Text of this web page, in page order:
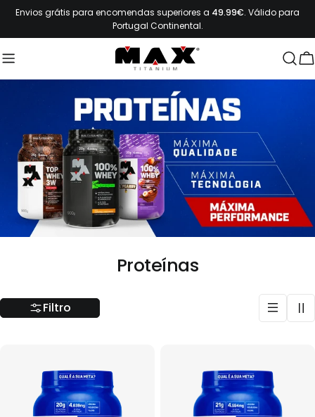
conteúdo
Envios grátis para encomendas superiores a 49.99€. Válido para
Portugal Continental.
C
o
Proteínas
Filtro